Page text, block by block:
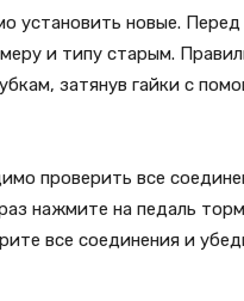
установить новые.
и типу старым.
затянув гайки с
проверить все
нажмите на педаль
все соединения и